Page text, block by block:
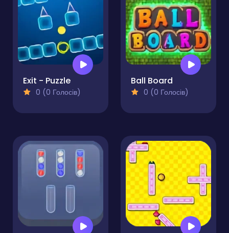
Exit - Puzzle
0 (0 Голосів)
Ball Board
0 (0 Голосів)